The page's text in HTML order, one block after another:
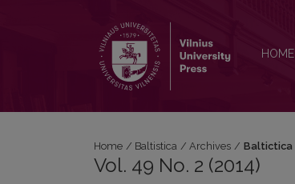
HOME
Home / Baltistica / Archives / Baltictica
Vol. 49 No. 2 (2014)